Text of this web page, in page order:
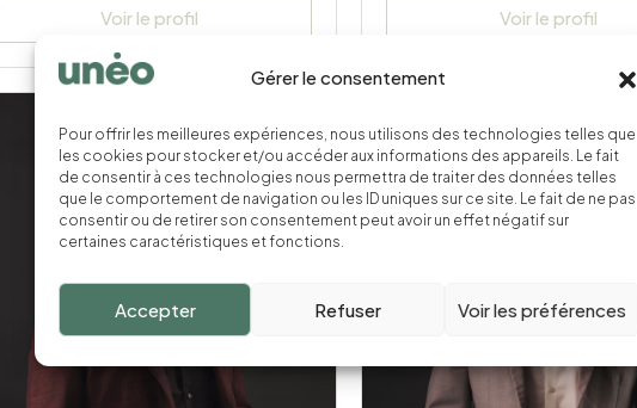
Gérer le consentement
Pour offrir les meilleures expériences, nous utilisons des technologies telles que
les cookies pour stocker et/ou accéder aux informations des appareils. Le fait
de consentir à ces technologies nous permettra de traiter des données telles
que le comportement de navigation ou les ID uniques sur ce site. Le fait de ne pas
consentir ou de retirer son consentement peut avoir un effet négatif sur
certaines caractéristiques et fonctions.
Accepter Refuser Voir les préférences
Voir le profil Voir le profil